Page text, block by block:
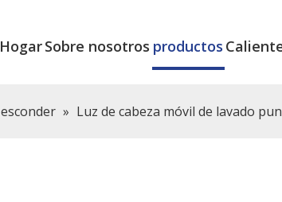
HogarSobre nosotros productos
esconder » Luz de cabeza móvil de lavado